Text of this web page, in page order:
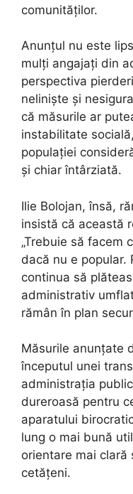
comunităților.
Anunțul nu este
mulți angajați din
perspectiva
neliniște și
că măsurile ar
instabilitate
populației
și chiar întârziată.
Ilie Bolojan, însă,
insistă că această
„Trebuie să facem
dacă nu e popular.
continua să
administrativ
rămân în plan
Măsurile anunțate
începutul unei
administrația
dureroasă pentru
aparatului
lung o mai bună
orientare mai clară
cetățeni.